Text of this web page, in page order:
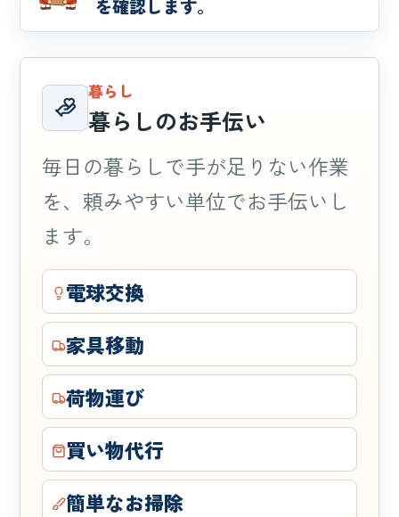
を確認します。
暮らし
暮らしのお手伝い
毎日の暮らしで手が足りない作業
を、頼みやすい単位でお手伝いし
ます。
電球交換
家具移動
荷物運び
買い物代行
簡単なお掃除